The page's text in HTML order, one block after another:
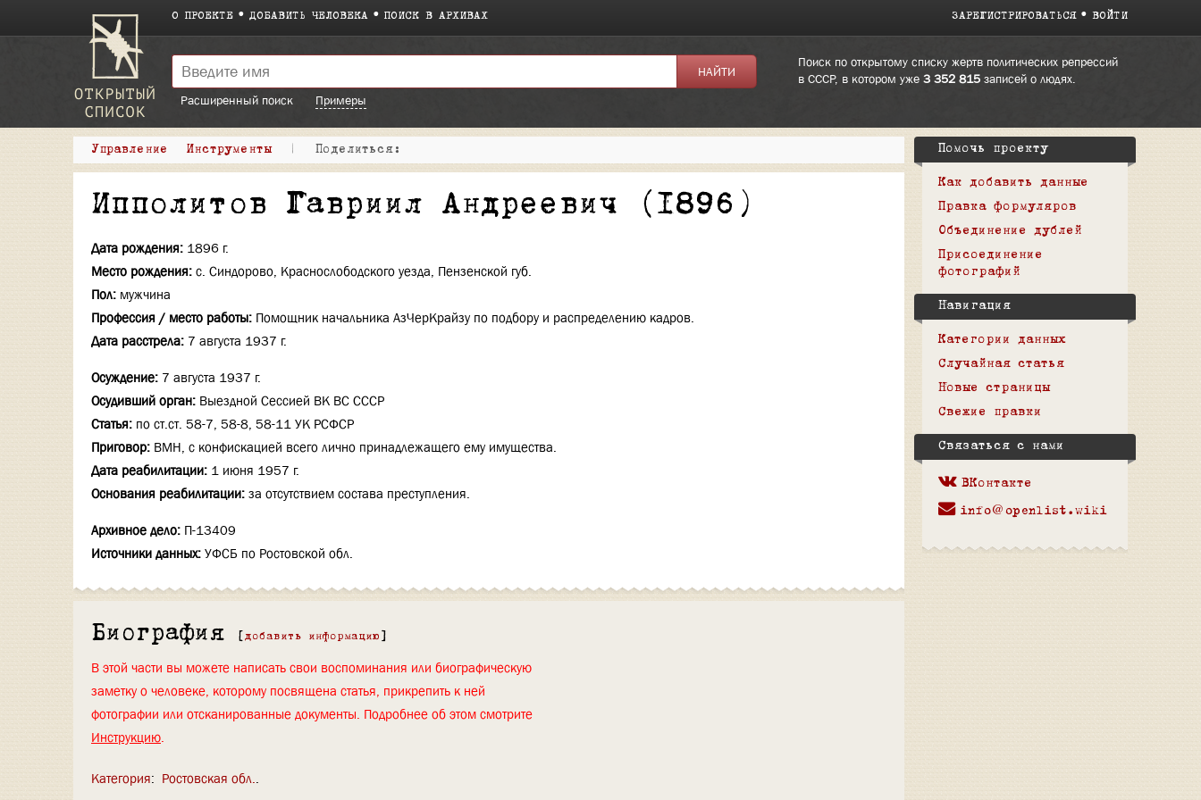
О ПРОЕКТЕ ДОБАВИТЬ ЧЕЛОВЕКА ПОИСК В АРХИВАХ ЗАРЕГИСТРИРОВАТЬСЯ ВОЙТИ
Поиск по открытому списку жертв политических репрессий
в СССР, в котором уже 3 352 815записей о людях.
Расширенный поиск
Примеры
Управление Инструменты | Поделиться:
Ипполитов Гавриил Андреевич (1896)
Дата рождения: 1896 г.
Место рождения: с. Синдорово, Краснослободского уезда, Пензенской губ.
Пол: мужчина
Профессия / место работы: Помощник начальника АзЧерКрайзу по подбору и распределению кадров.
Дата расстрела: 7 августа 1937 г.
Осуждение: 7 августа 1937 г.
Осудивший орган: Выездной Сессией ВК ВС СССР
Статья: по ст.ст. 58-7, 58-8, 58-11 УК РСФСР
Приговор: ВМН, с конфискацией всего лично принадлежащего ему имущества.
Дата реабилитации: 1 июня 1957 г.
Основания реабилитации: за отсутствием состава преступления.
Архивное дело: П-13409
Источники данных: УФСБ по Ростовской обл.
Биография [ добавить информацию ]
В этой части вы можете написать свои воспоминания или биографическую
заметку о человеке, которому посвящена статья, прикрепить к ней
фотографии или отсканированные документы. Подробнее об этом смотрите
Инструкцию.
Категория: Ростовская обл.
Помочь проекту
Как добавить данные
Правка формуляров
Объединение дублей
Присоединение
фотографий
Навигация
Категории данных
Случайная статья
Новые страницы
Свежие правки
Связаться с нами
ВКонтакте
info@openlist.wiki